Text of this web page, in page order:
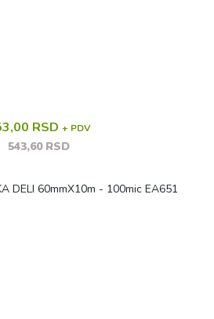
RSD + PDV
543,60 RSD